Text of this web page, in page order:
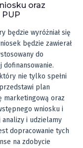
oraz
będzie wyróżniał się
będzie zawierał
do
nie tylko spełni
plan
marketingową oraz
wniosku i
i udzielamy
dopracowanie tych
na zdobycie